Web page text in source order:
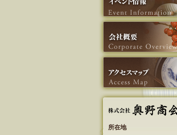
所在地